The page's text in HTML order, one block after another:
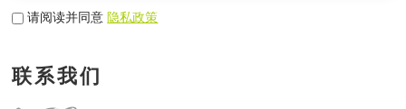
请阅读并同意隐私政策
联系我们